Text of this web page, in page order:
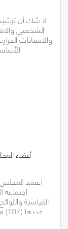
لا شك أن
الشخصي
والانبعاثات
أعضاء
اعتمد
القياسية